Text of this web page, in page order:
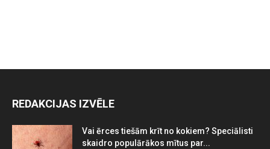
REDAKCIJAS IZVĒLE
Vai ērces tiešām krīt no kokiem? Speciālisti
skaidro populārākos mītus par...